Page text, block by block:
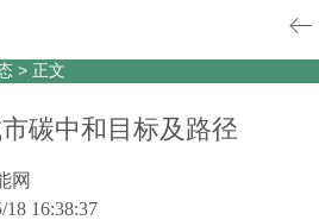
> 正文
碳中和目标及路径
网
18 16:38:37